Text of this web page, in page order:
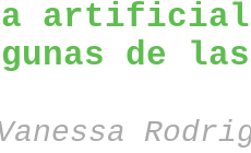
artificial
de